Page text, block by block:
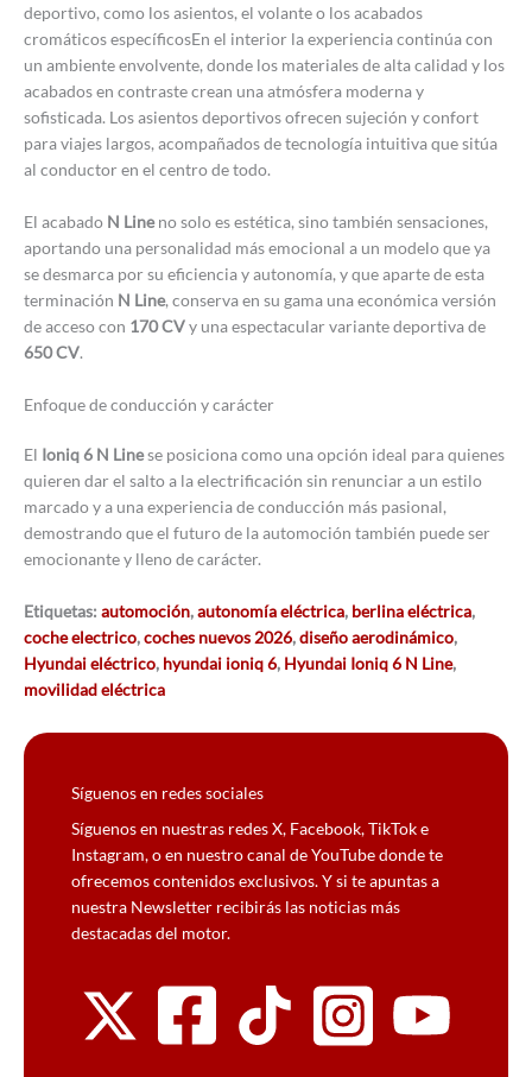
deportivo, como los asientos, el volante o los acabados
cromáticos específicosEn el interior la experiencia continúa con
un ambiente envolvente, donde los materiales de alta calidad y los
acabados en contraste crean una atmósfera moderna y
sofisticada. Los asientos deportivos ofrecen sujeción y confort
para viajes largos, acompañados de tecnología intuitiva que sitúa
al conductor en el centro de todo.
El acabado N Lineno solo es estética, sino también sensaciones,
aportando una personalidad más emocional a un modelo que ya
se desmarca por su eficiencia y autonomía, y que aparte de esta
terminación N Line, conserva en su gama una económica versión
de acceso con 170 CVy una espectacular variante deportiva de
650 CV.
Enfoque de conducción y carácter
El Ioniq 6 N Linese posiciona como una opción ideal para quienes
quieren dar el salto a la electrificación sin renunciar a un estilo
marcado y a una experiencia de conducción más pasional,
demostrando que el futuro de la automoción también puede ser
emocionante y lleno de carácter.
Etiquetas: automoción,autonomía eléctrica, berlina eléctrica,
coche electrico,coches nuevos 2026,diseño aerodinámico,
Hyundai eléctrico, hyundai ioniq 6, Hyundai Ioniq 6 N Line,
movilidad eléctrica
Síguenos en redes sociales
Síguenos en nuestras redes X, Facebook, TikTok e
Instagram, o en nuestro canal de YouTube donde te
ofrecemos contenidos exclusivos. Y si te apuntas a
nuestra Newsletter recibirás las noticias más
destacadas del motor.